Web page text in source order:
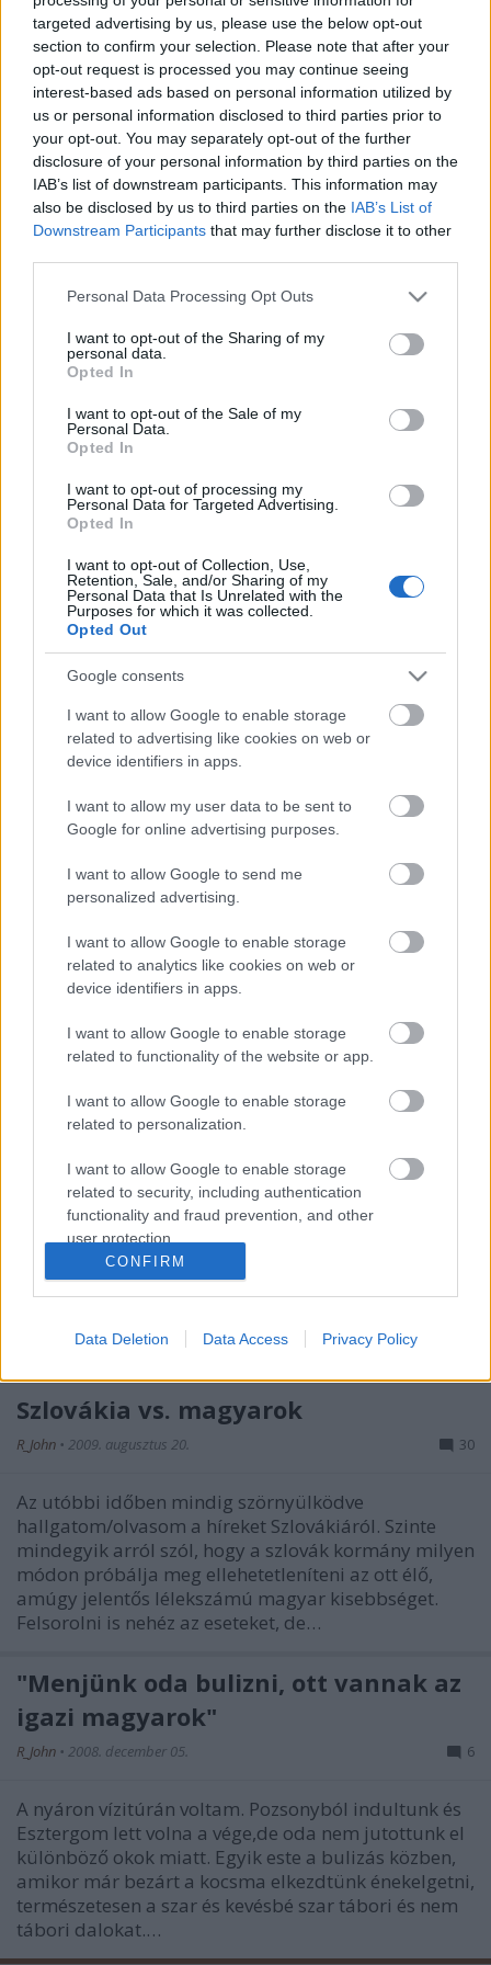
targeted advertising by us, please use the below opt-out
section to confirm your selection. Please note that after your
opt-out request is processed you may continue seeing
interest-based ads based on personal information utilized by
us or personal information disclosed to third parties prior to
your opt-out. You may separately opt-out of the further
disclosure of your personal information by third parties on the
IAB’s list of downstream participants. This information may
also be disclosed by us to third parties on the IAB’s List of
Downstream Participants that may further disclose it to other
Please note that this website/app uses one or more Google
not limited to your visit or usage behaviour. You may click to
grant or deny consent to Google and its third-party tags to
use your data for below specified purposes in below Google
consent section.
Personal Data Processing Opt Outs
I want to opt-out of the Sharing of my
personal data.
Opted In
I want to opt-out of the Sale of my
Personal Data.
Opted In
I want to opt-out of processing my
Personal Data for Targeted Advertising.
Opted In
I want to opt-out of Collection, Use,
Retention, Sale, and/or Sharing of my
Personal Data that Is Unrelated with the
Purposes for which it was collected.
Opted Out
Google consents
I want to allow Google to enable storage
related to advertising like cookies on web or
device identifiers in apps.
I want to allow my user data to be sent to
Google for online advertising purposes.
I want to allow Google to send me
personalized advertising.
I want to allow Google to enable storage
related to analytics like cookies on web or
device identifiers in apps.
I want to allow Google to enable storage
related to functionality of the website or app.
I want to allow Google to enable storage
related to personalization.
I want to allow Google to enable storage
related to security, including authentication
functionality and fraud prevention, and other
user protection.
CONFIRM
Data Deletion Data Access Privacy Policy
2009 reggel: a magyar diplomácia
csődje
Horváth Andor Márton •2009. december 31.
Robert Fico tegnap elkezdte támadni a 2010-es
magyar kormányt. Joggal feltételezte, hogy Orbán
Viktor lesz Magyarország következő miniszterelnöke.
De nyilatkozatában azt feltételezte, hogy Orbán nem
tud a jövőben olyan kijelentéseket, netán lépéseket
tenni, amelyekkel szemben a…
Horváth Andor Márton• 2009. december 12.
Van egy kis probléma Szlovákiában. Nagymihályban
fallal veszik körül a romatelepet. Egy kisebbséget,
amelynek tagjai a lakosok szerint problémát
okoznak. Hol is láttunk hasonlót? Nekem rögtön a
formailag hasonló, ám erkölcsileg ezzel teljesen
ellentétes eset ugrott be: Izrael és a…
Ajánló
Sárdobáló•2009. augusztus 24.
Ajánljuk Matlák Gábor írását a
Hírszerzőn.Magyarország 1918-ban megszűnt! -
hirdette egy szlovák szélsőséges transzparens
Révkomáromban, augusztus 21-én, amikor úgy
provokátor várta a magyar köztársasági…
Csend
Duffman•2009. augusztus 22.
Egyik reggel, miközben épp a 7es busz fedélzetén a
Blaha Lujza téren “haladtam“ át, utolért az erre a
hónapra esedékes megvilágosodásom. Korábban
keltem, mint mikor egy átlagos hétköznap az
egyetem felé veszem az irányt (pedig becsületesen
Szlovákia vs Sólyom
2009. augusztus 21.
A szlovák kormányról nyugodtan kijelenthetjük,
hogy xenofób soviniszták gyülekezete. Azzal, hogy
kitiltották Sólyom Lászlót (na nem karhatalmilag,
csak diplomáciailag) újabb bizonyítékot
szolgáltattak nekünk a szerdai hiszti, a nyelvtörvény,
a Malina Hedvig és egyéb ügyek után…
Szlovákia vs. magyarok
R_John • 2009. augusztus 20. 30
Az utóbbi időben mindig szörnyülködve
hallgatom/olvasom a híreket Szlovákiáról. Szinte
mindegyik arról szól, hogy a szlovák kormány milyen
módon próbálja meg ellehetetleníteni az ott élő,
amúgy jelentős lélekszámú magyar kisebbséget.
Felsorolni is nehéz az eseteket, de…
"Menjünk oda bulizni, ott vannak az
igazi magyarok"
R_John • 2008. december 05. 6
A nyáron vízitúrán voltam. Pozsonyból indultunk és
Esztergom lett volna a vége,de oda nem jutottunk el
különböző okok miatt. Egyik este a bulizás közben,
amikor már bezárt a kocsma elkezdtünk énekelgetni,
természetesen a szar és kevésbé szar tábori és nem
tábori dalokat.…